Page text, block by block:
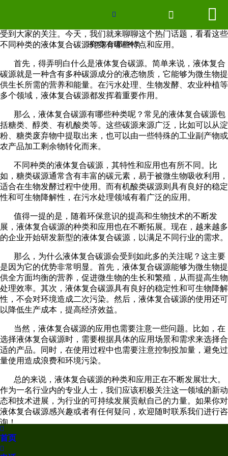
网站首页
联系我们
厂房场景
企业形象
2026世界杯官网
新闻中心
产品分类

液体复合碳源种类
 
在环保和生物科技领域，液体复合碳源的种类和应用越来越
受到大家的关注。今天，我们就来聊聊这个热门话题，看看这些
不同种类的液体复合碳源究竟有哪些特点和应用。
首先，得弄明白什么是液体复合碳源。简单来说，液体复合
碳源就是一种含有多种碳源成分的液态物质，它能够为微生物提
供生长所需的营养和能量。在污水处理、生物发酵、农业种植等
多个领域，液体复合碳源都发挥着重要作用。
那么，液体复合碳源有哪些种类呢？常见的液体复合碳源包
括糖类、醇类、有机酸类等。这些碳源来源广泛，比如可以从淀
粉、糖类废弃物中提取出来，也可以由一些特殊的工业副产物或
农产品加工剩余物转化而来。
不同种类的液体复合碳源，其特性和应用也有所不同。比
如，糖类碳源通常含有丰富的碳元素，易于被微生物吸收利用，
适合在生物发酵过程中使用。而有机酸类碳源则具有良好的稳定
性和可生物降解性，在污水处理领域有着广泛的应用。
值得一提的是，随着环保意识的提高和生物技术的不断发
展，液体复合碳源的种类和应用也在不断拓展。现在，越来越多
的企业开始研发新型的液体复合碳源，以满足不同行业的需求。
那么，为什么液体复合碳源会受到如此多的关注呢？这主要
是因为它的优势非常明显。首先，液体复合碳源能够为微生物提
供全方面均衡的营养，促进微生物的生长和繁殖，从而提高生物
处理效率。其次，液体复合碳源具有良好的稳定性和可生物降解
性，不会对环境造成二次污染。然后，液体复合碳源的使用还可
以降低生产成本，提高经济效益。
当然，液体复合碳源的应用也需要注意一些问题。比如，在
选择液体复合碳源时，需要根据具体的应用场景和需求来选择合
适的产品。同时，在使用过程中也需要注意控制投加量，避免过
量使用造成浪费和环境污染。
总的来说，液体复合碳源的种类和应用正在不断发展壮大。
作为一名行业内的专业人士，我们应该积极关注这一领域的新动
态和技术进展，为行业的可持续发展贡献自己的力量。如果你对
液体复合碳源感兴趣或者有任何疑问，欢迎随时联系我们进行咨
询！
上一篇：
下一篇：

首页
